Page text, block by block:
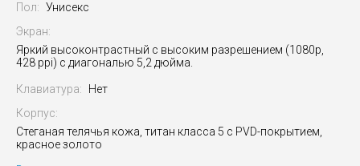
Пол: Унисекс
Экран:
Яркий высоконтрастный с высоким разрешением (1080p,
428 ppi) с диагональю 5,2 дюйма.
Клавиатура:
Нет
Корпус:
Стеганая телячья кожа, титан класса 5 с PVD-покрытием,
красное золото